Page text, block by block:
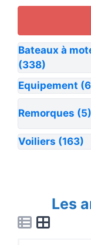
Bateaux à
(338)
Equipement
Remorques (5)
Voiliers (163)
Les